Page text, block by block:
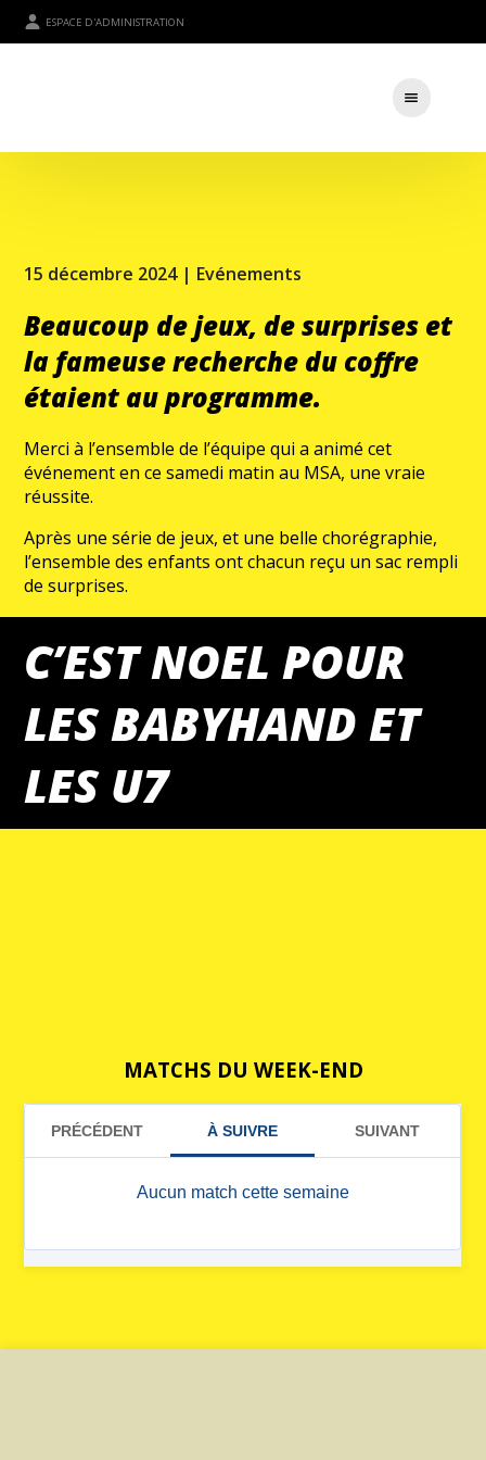
ESPACE D'ADMINISTRATION
C’EST NOEL POUR
LES BABYHAND ET
LES U7
15 décembre 2024 | Evénements
Beaucoup de jeux, de surprises et
la fameuse recherche du coffre
étaient au programme.
Merci à l’ensemble de l’équipe qui a animé cet
événement en ce samedi matin au MSA, une vraie
réussite.
Après une série de jeux, et une belle chorégraphie,
l’ensemble des enfants ont chacun reçu un sac rempli
de surprises.
MATCHS DU WEEK-END